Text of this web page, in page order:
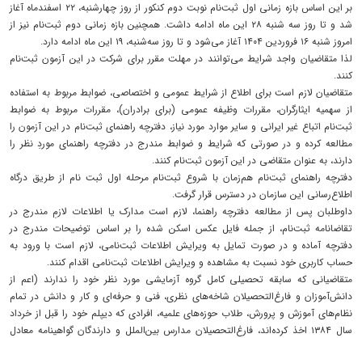
بر این اساس بازه زمانی اول ثبت‌نام نوبت دوم کنکور از روز چهارشنبه، ۲۲ اسفندماه آغاز
شد و تا روز سه شنبه ۲۸ این ماه ادامه داشت. همچنین بازه زمانی دوم ثبت‌نام نیز از
امروز شنبه ۱۶ فروردین ۱۴۰۴ آغاز می‌شود و تا روز سه‌شنبه، ۱۹ این ماه ادامه دارد.
لذا متقاضیان واجد شرایط می‌توانند در مهلت مقرر برای شرکت در این آزمون ثبت‌نام
کنند.
متقاضیان لازم است برای اطلاع از شرایط عمومی و اختصاصی، ضوابط مربوط به استفاده
از سهمیه ایثارگران، مقررات وظیفه عمومی (برای برادران)، مقررات مربوط به ضوابط
ثبت‌نام اتباع غیر ایرانی و سایر موارد مورد نیاز، دفترچه راهنمای ثبت‌نام در این آزمون را
مطالعه کرده و در صورتی که شرایط و ضوابط مندرج در دفترچه راهنمای موردِ نظر را
دارند، به عنوان متقاضی در این آزمون ثبت‌نام کنند.
دفترچه راهنمای ثبت‌نام هم‌زمان با شروع ثبت‌نام مرحله اول ثبت نام از طریق درگاه
اطلاع‌رسانی این سازمان در دسترس قرار گرفت.
داوطلبان پس از مطالعه دفترچه راهنما، لازم است مدارک یا اطلاعات لازمِ مندرج در
تقاضانامه ثبت‌نام، از جمله فایل عکس اسکن شده را بر اساس توضیحات مندرج در
دفترچه آماده و در صورت تمایل به ویرایش اطلاعات ثبت‌نامی، لازم است با ورود به
حساب کاربری خود نسبت به مشاهده و ویرایش اطلاعات ثبت‌نامی اقدام کنند.
متقاضیانی که سابقه تحصیلی کامل گروه آزمایشی مورد نظر خود را ندارند (اعم از
دانش‌آموزان و فارغ‌التحصیلان شاخه‌های نظری، فنی و حرفه‌ای و کار و دانش در تمام
نظام‌های آموزش و پرورش، طلاب حوزه‌های علمیه، افرادی که دیپلم خود را قبل از خرداد
سال ۱۳۸۴ اخذ کرده‌اند، فارغ‌التحصیلان مدارس بین‌الملل و دارندگان گواهینامه معادل